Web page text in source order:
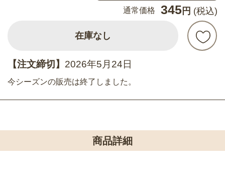
通常価格
345 円 (税込)
在庫なし
【注文締切】 2026年5月24日
今シーズンの販売は終了しました。
商品詳細